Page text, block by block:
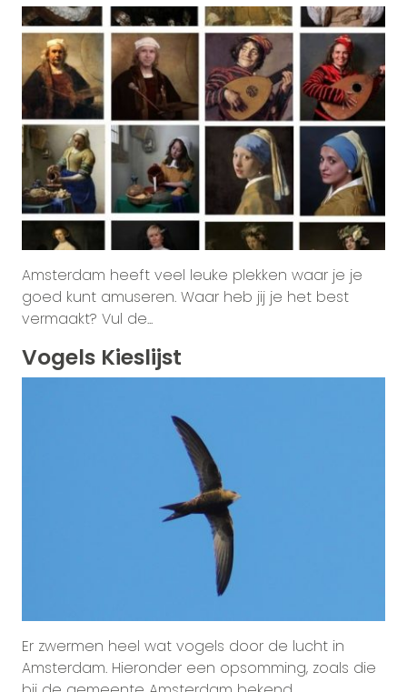
Amsterdam heeft veel leuke plekken waar je je
goed kunt amuseren. Waar heb jij je het best
vermaakt? Vul de...
Vogels Kieslijst
Er zwermen heel wat vogels door de lucht in
Amsterdam. Hieronder een opsomming, zoals die